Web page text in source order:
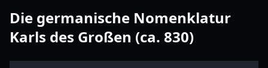
Die germanische Nomenklatur
Karls des Großen (ca. 830)